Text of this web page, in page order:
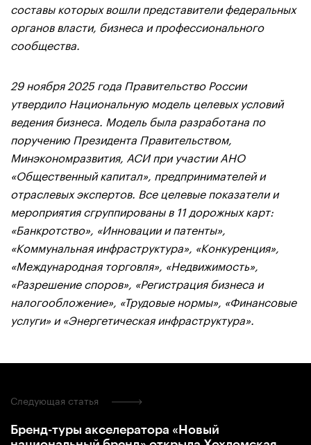
составы которых вошли представители федеральных
органов власти, бизнеса и профессионального
сообщества.
29 ноября 2025 года Правительство России
утвердило Национальную модель целевых условий
ведения бизнеса. Модель была разработана по
поручению Президента Правительством,
Минэкономразвития, АСИ при участии АНО
«Общественный капитал», предпринимателей и
отраслевых экспертов. Все целевые показатели и
мероприятия сгруппированы в 11 дорожных карт:
«Банкротство», «Инновации и патенты»,
«Коммунальная инфраструктура», «Конкуренция»,
«Международная торговля», «Недвижимость»,
«Разрешение споров», «Регистрация бизнеса и
налогообложение», «Трудовые нормы», «Финансовые
услуги» и «Энергетическая инфраструктура».
Следующая статья
Бренд-туры акселератора «Новый